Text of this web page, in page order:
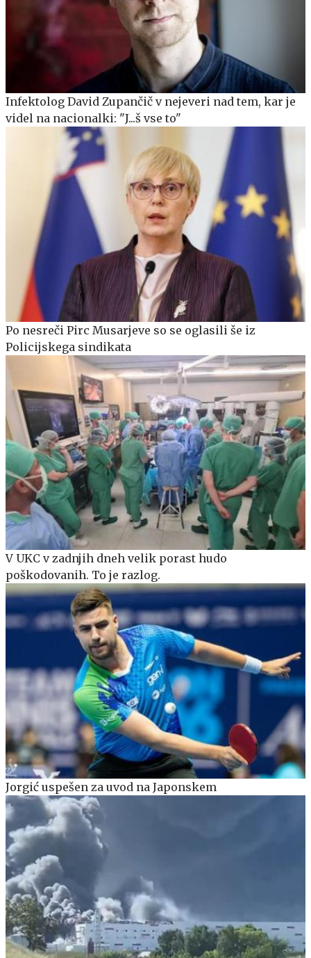
Infektolog David Zupančič v nejeveri nad tem, kar je
videl na nacionalki: "J...š vse to"
Po nesreči Pirc Musarjeve so se oglasili še iz
Policijskega sindikata
V UKC v zadnjih dneh velik porast hudo
poškodovanih. To je razlog.
Jorgić uspešen za uvod na Japonskem